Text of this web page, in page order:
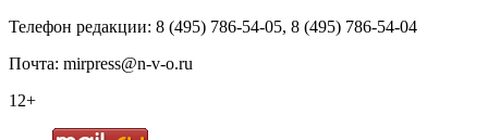
Телефон редакции: 8 (495) 786-54-05, 8 (495) 786-54-04
Почта: mirpress@n-v-o.ru
12+